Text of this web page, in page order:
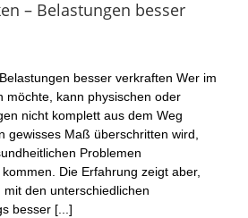
– Belastungen besser
besser verkraften Wer im
möchte, kann physischen oder
nicht komplett aus dem Weg
gewisses Maß überschritten wird,
Problemen
Die Erfahrung zeigt aber,
den unterschiedlichen
besser [...]